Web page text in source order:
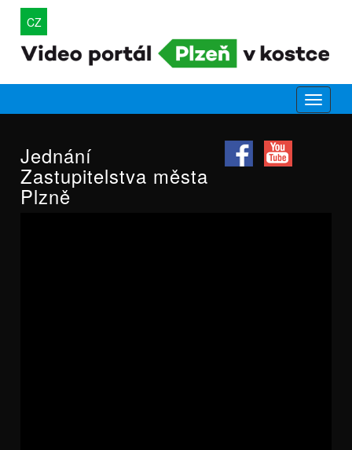
CZ
Jednání
Zastupitelstva města
Plzně